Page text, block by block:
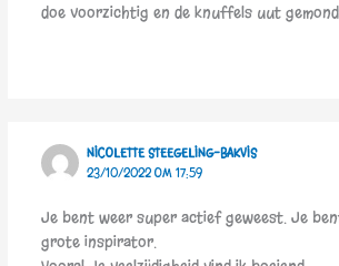
doe voorzichtig en de knuffels uut
NICOLETTE STEEGELING-BAKVIS
23/10/2022 OM 17:59
Je bent weer super actief geweest. Je
grote inspirator.